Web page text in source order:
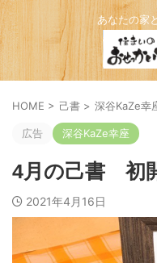
あなたの家
HOME > 己書 > 深谷KaZe幸
広告 深谷KaZe幸座
4月の己書 初
2021年4月16日